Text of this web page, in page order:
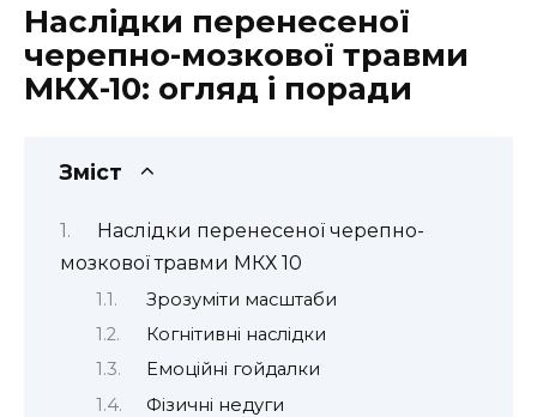
Наслідки перенесеної
черепно-мозкової травми
МКХ-10: огляд і поради
Зміст
Наслідки перенесеної черепно-
мозкової травми МКХ 10
Зрозуміти масштаби
Когнітивні наслідки
Емоційні гойдалки
Фізичні недуги